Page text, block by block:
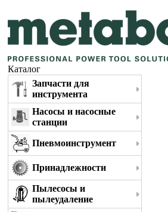
Каталог
Запчасти для
инструмента
Насосы и насосные
станции
Пневмоинструмент
Принадлежности
Пылесосы и
пылеудаление